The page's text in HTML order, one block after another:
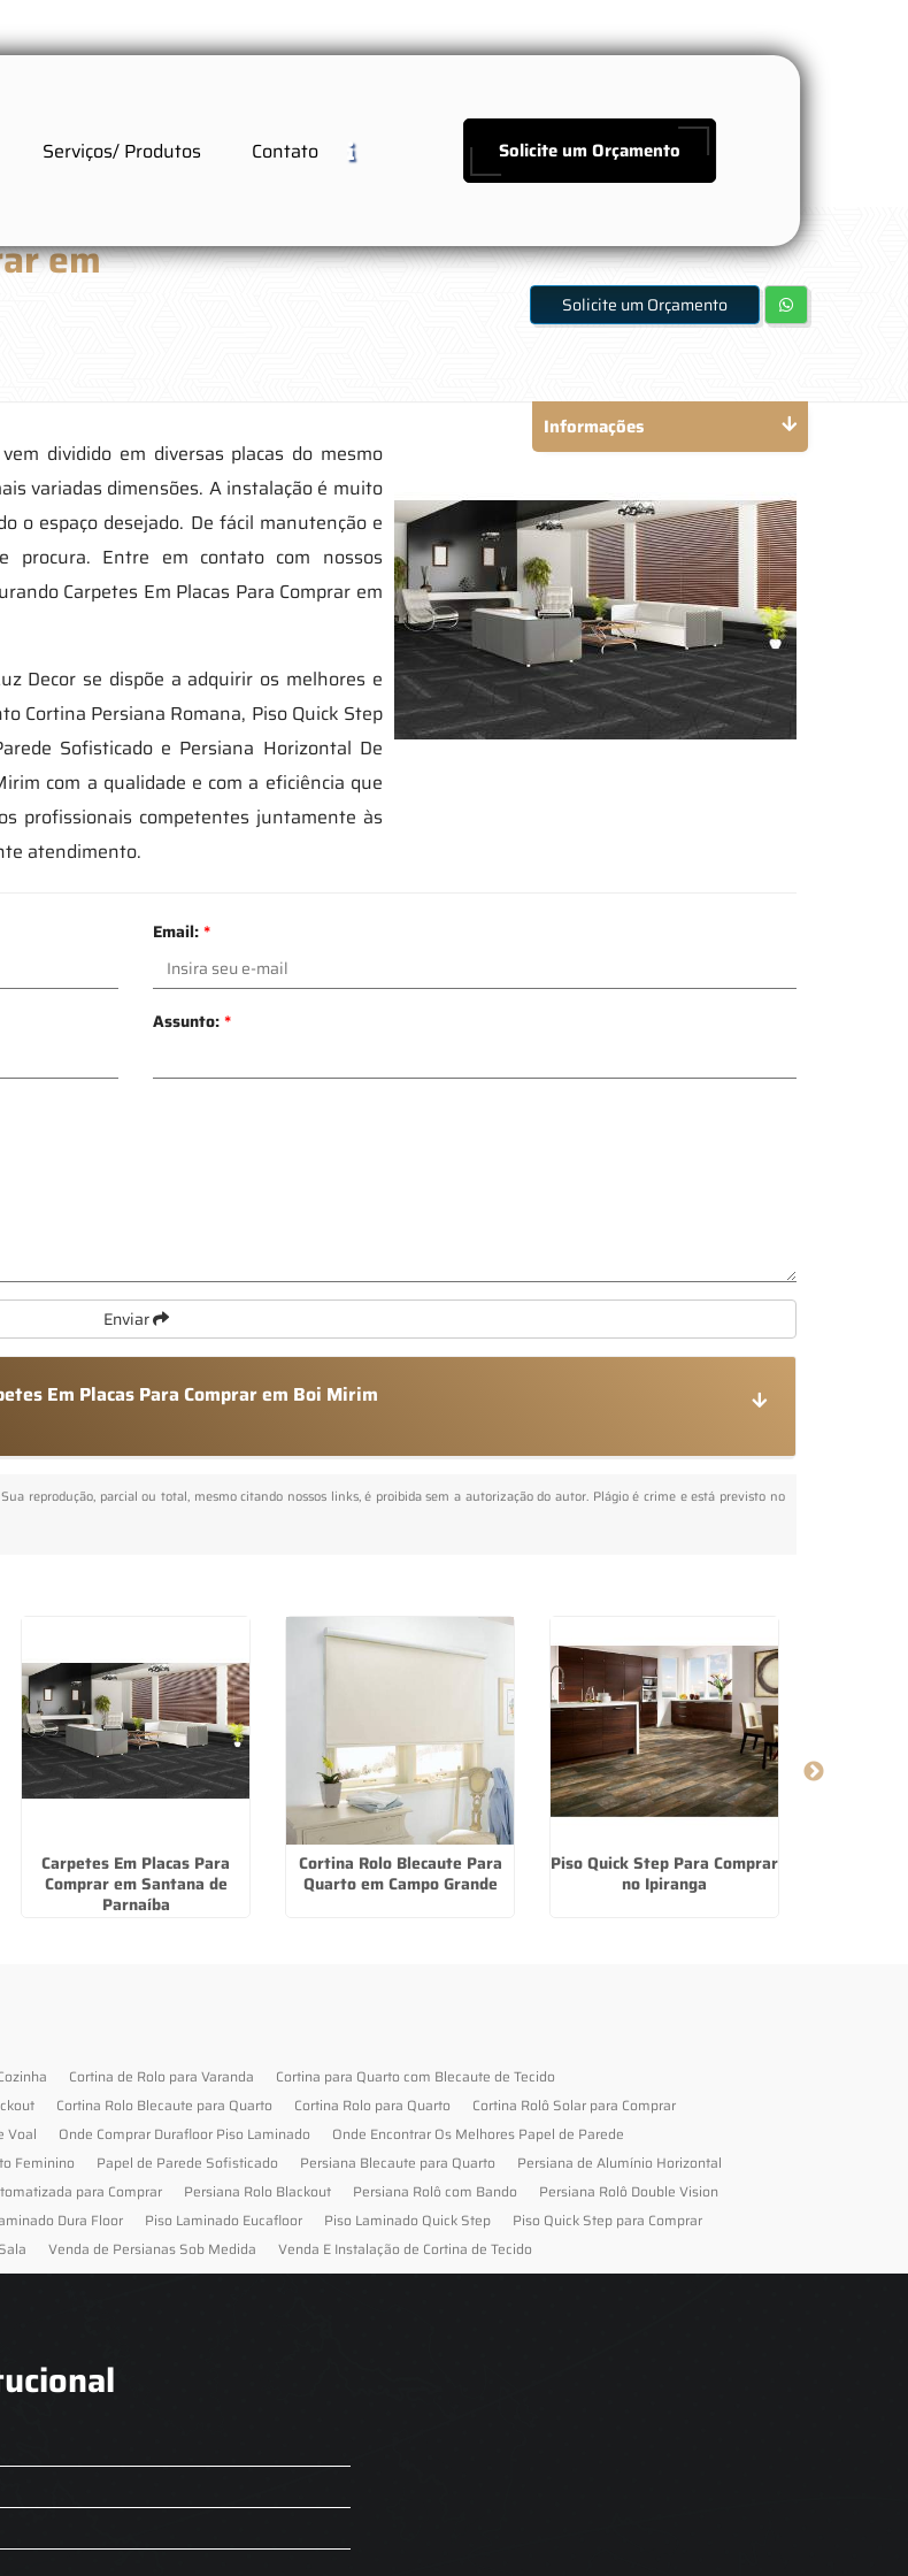
Serviços/ Produtos Contato Solicite um Orçamento
em
Solicite um Orçamento
dividido em diversas placas do mesmo
variadas dimensões. A instalação é muito
o espaço desejado. De fácil manutenção e
procura. Entre em contato com nossos
Carpetes Em Placas Para Comprar em
Decor se dispõe a adquirir os melhores e
Cortina Persiana Romana, Piso Quick Step
Sofisticado e Persiana Horizontal De
com a qualidade e com a eficiência que
profissionais competentes juntamente às
atendimento.
Email:*
Assunto:*
Enviar
Em Placas Para Comprar em Boi Mirim
reprodução, parcial ou total, mesmo citando nossos links, é proibida sem a autorização do autor. Plágio é crime e está previsto no
Informações
Carpetes Em Placas Para
Comprar em Santana de
Parnaíba
Cortina Rolo Blecaute Para
Quarto em Campo Grande
Piso Quick Step Para Comprar
no Ipiranga
Cortina de Rolo para Varanda
Cortina para Quarto com Blecaute de Tecido
Cortina Rolo Blecaute para Quarto Cortina Rolo para Quarto
Cortina Rolô Solar para Comprar
Voal Onde Comprar Durafloor Piso Laminado
Onde Encontrar Os Melhores Papel de Parede
Feminino Papel de Parede Sofisticado Persiana Blecaute para Quarto
Persiana de Alumínio Horizontal
para Comprar Persiana Rolo Blackout Persiana Rolô com Bando
Persiana Rolô Double Vision
Dura Floor Piso Laminado Eucafloor Piso Laminado Quick Step
Piso Quick Step para Comprar
Venda de Persianas Sob Medida Venda E Instalação de Cortina de Tecido